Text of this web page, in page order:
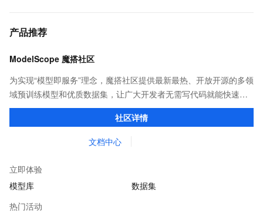
产品推荐
ModelScope 魔搭社区
为实现“模型即服务”理念，魔搭社区提供最新最热、开放开源的多领
域预训练模型和优质数据集，让广大开发者无需写代码就能快速体
验模型效果；同时提供抽象编程接口及SDK，对模型进行二次开
发，真正让模型应用到不同的场景中。
社区详情
文档中心
立即体验
模型库
数据集
热门活动